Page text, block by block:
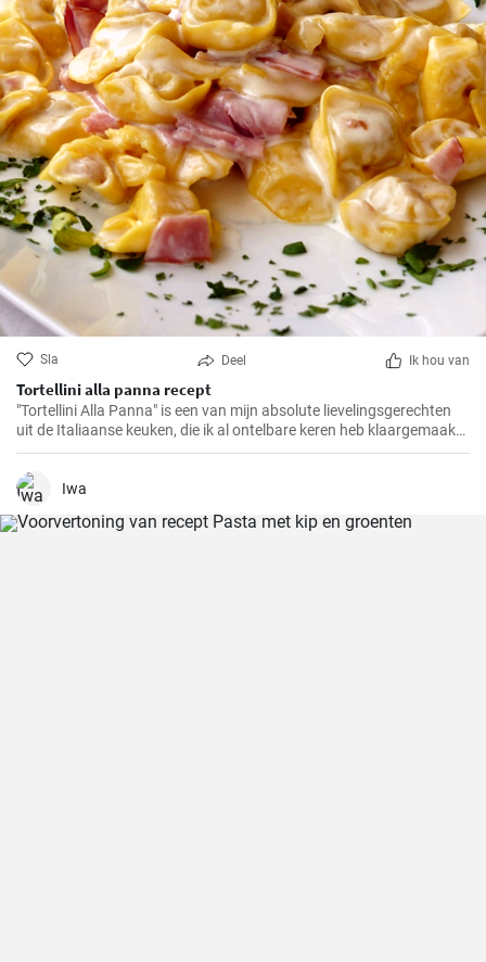
Sla Deel Ik hou van
Tortellini alla panna recept
"Tortellini Alla Panna" is een van mijn absolute lievelingsgerechten
uit de Italiaanse keuken, die ik al ontelbare keren heb klaargemaakt
voor familie en vrienden. Deze romige pasta met de smaak van
prosciutto en parmezaan zal gegarandeerd in de smaak vallen bij
elk gehemelte. Ik kan de combinatie van zachte tortellini,
dan 30 minuten maken, een echte traktatie voor pastaliefhebbers!
Iwa